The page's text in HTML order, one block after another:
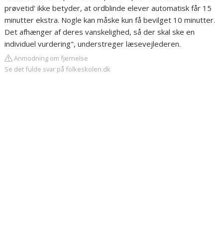
prøvetid' ikke betyder, at ordblinde elever automatisk får 15
minutter ekstra. Nogle kan måske kun få bevilget 10 minutter.
Det afhænger af deres vanskelighed, så der skal ske en
individuel vurdering", understreger læsevejlederen.
Anmodning om fjernelse
Se det fulde svar på folkeskolen.dk